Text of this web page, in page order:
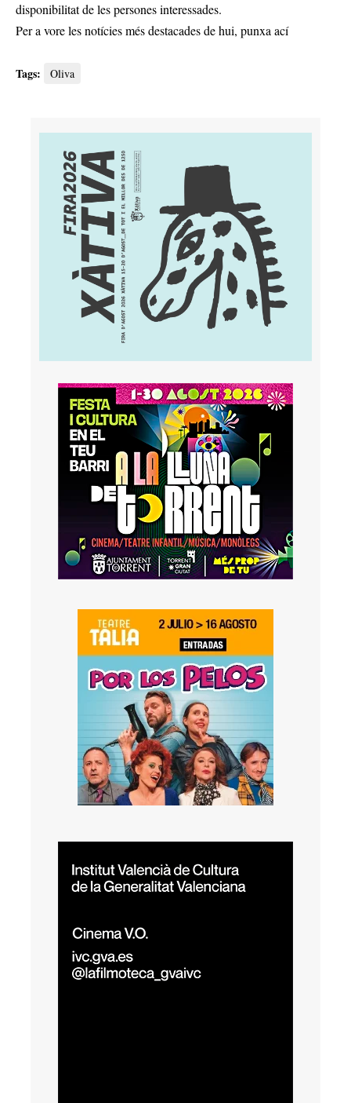
disponibilitat de les persones interessades.
Per a vore les notícies més destacades de hui, punxa ací
Tags: Oliva